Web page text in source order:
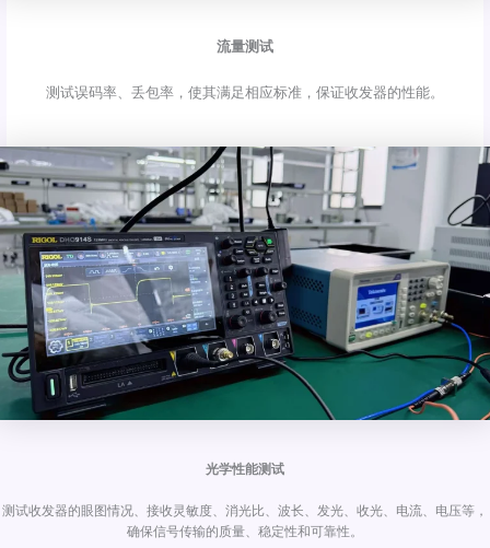
流量测试
测试误码率、丢包率，使其满足相应标准，保证收发器的性能。
光学性能测试
测试收发器的眼图情况、接收灵敏度、消光比、波长、发光、收光、电流、电压等，
确保信号传输的质量、稳定性和可靠性。